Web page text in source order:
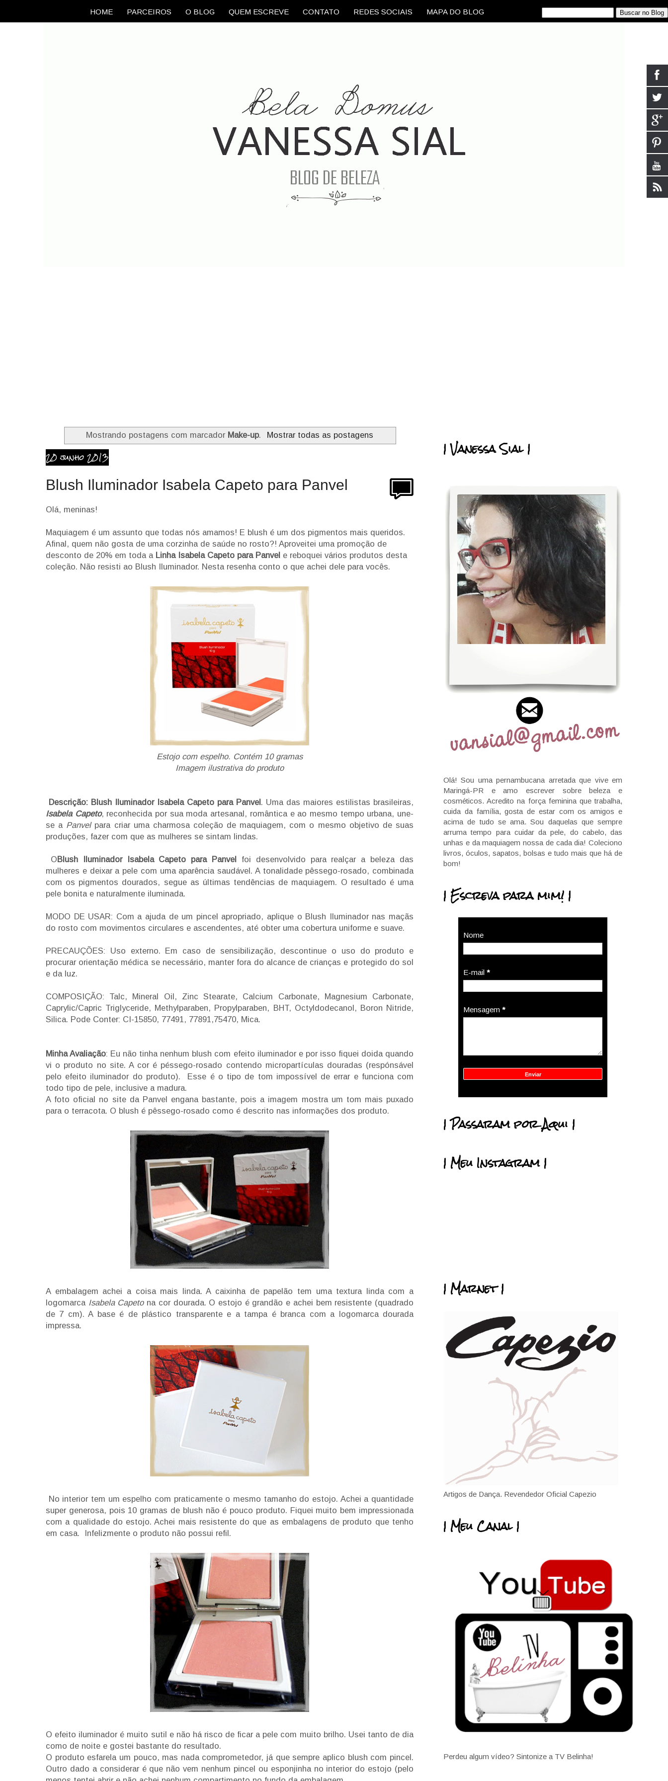
HOME PARCEIROS O BLOG QUEM ESCREVE CONTATO REDES SOCIAIS MAPA DO BLOG
Mostrando postagens com marcador Make-up. Mostrar todas as postagens
20 junho 2013
Blush Iluminador Isabela Capeto para Panvel
Olá, meninas!
Maquiagem é um assunto que todas nós amamos! E blush é um dos pigmentos mais queridos.
Afinal, quem não gosta de uma corzinha de saúde no rosto?! Aproveitei uma promoção de
desconto de 20% em toda a Linha Isabela Capeto para Panvel e reboquei vários produtos desta
coleção. Não resisti ao Blush Iluminador. Nesta resenha conto o que achei dele para vocês.
Estojo com espelho. Contém 10 gramas
Imagem ilustrativa do produto
Descrição: Blush Iluminador Isabela Capeto para Panvel. Uma das maiores estilistas brasileiras,
Isabela Capeto, reconhecida por sua moda artesanal, romântica e ao mesmo tempo urbana, une-
se a Panvelpara criar uma charmosa coleção de maquiagem, com o mesmo objetivo de suas
produções, fazer com que as mulheres se sintam lindas.
OBlush Iluminador Isabela Capeto para Panvel foi desenvolvido para realçar a beleza das
mulheres e deixar a pele com uma aparência saudável. A tonalidade pêssego-rosado, combinada
com os pigmentos dourados, segue as últimas tendências de maquiagem. O resultado é uma
pele bonita e naturalmente iluminada.
MODO DE USAR: Com a ajuda de um pincel apropriado, aplique o Blush Iluminador nas maçãs
do rosto com movimentos circulares e ascendentes, até obter uma cobertura uniforme e suave.
PRECAUÇÕES: Uso externo. Em caso de sensibilização, descontinue o uso do produto e
procurar orientação médica se necessário, manter fora do alcance de crianças e protegido do sol
e da luz.
COMPOSIÇÃO: Talc, Mineral Oil, Zinc Stearate, Calcium Carbonate, Magnesium Carbonate,
Caprylic/Capric Triglyceride, Methylparaben, Propylparaben, BHT, Octyldodecanol, Boron Nitride,
Silica. Pode Conter: CI-15850, 77491, 77891,75470, Mica.
Minha Avaliação: Eu não tinha nenhum blush com efeito iluminador e por isso fiquei doida quando
vi o produto no site. A cor é péssego-rosado contendo micropartículas douradas (respónsável
pelo efeito iluminador do produto). Esse é o tipo de tom impossível de errar e funciona com
todo tipo de pele, inclusive a madura.
A foto oficial no site da Panvel engana bastante, pois a imagem mostra um tom mais puxado
para o terracota. O blush é pêssego-rosado como é descrito nas informações dos produto.
A embalagem achei a coisa mais linda. A caixinha de papelão tem uma textura linda com a
logomarca Isabela Capeto na cor dourada. O estojo é grandão e achei bem resistente (quadrado
de 7 cm). A base é de plástico transparente e a tampa é branca com a logomarca dourada
impressa.
No interior tem um espelho com praticamente o mesmo tamanho do estojo. Achei a quantidade
super generosa, pois 10 gramas de blush não é pouco produto. Fiquei muito bem impressionada
com a qualidade do estojo. Achei mais resistente do que as embalagens de produto que tenho
em casa. Infelizmente o produto não possui refil.
O efeito iluminador é muito sutil e não há risco de ficar a pele com muito brilho. Usei tanto de dia
como de noite e gostei bastante do resultado.
O produto esfarela um pouco, mas nada comprometedor, já que sempre aplico blush com pincel.
Outro dado a considerar é que não vem nenhum pincel ou esponjinha no interior do estojo (pelo
| Vanessa Sial |
Olá! Sou uma pernambucana arretada que vive em
Maringá-PR e amo escrever sobre beleza e
cosméticos. Acredito na força feminina que trabalha,
cuida da família, gosta de estar com os amigos e
acima de tudo se ama. Sou daquelas que sempre
arruma tempo para cuidar da pele, do cabelo, das
unhas e da maquiagem nossa de cada dia! Coleciono
livros, óculos, sapatos, bolsas e tudo mais que há de
bom!
| Escreva para mim! |
Nome
E-mail *
Mensagem *
| Passaram por Aqui |
| Meu Instagram |
| Marnet |
Artigos de Dança. Revendedor Oficial Capezio
| Meu Canal |
Perdeu algum vídeo? Sintonize a TV Belinha!